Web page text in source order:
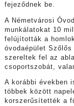
fejeződnek be.
A Németvárosi
munkálatokat 10
felújították a
óvodaépület
szereltek fel az
csoportszobát,
A korábbi években
többek között
korszerűsítették a